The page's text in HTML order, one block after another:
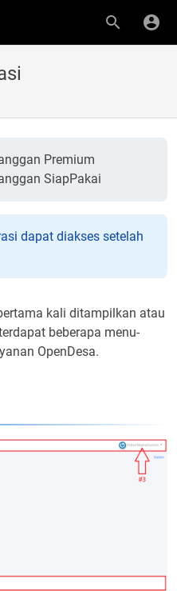
Premium
SiapPakai
dapat diakses setelah
kali ditampilkan atau
beberapa menu-
OpenDesa.